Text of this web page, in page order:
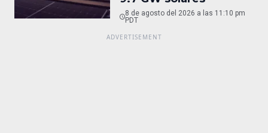
8 de agosto del 2026 a las 11:10 pm
PDT